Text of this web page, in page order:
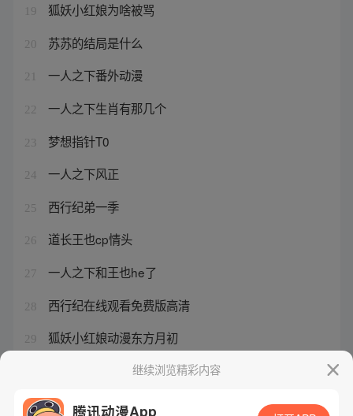
19 狐妖小红娘为啥被骂
20 苏苏的结局是什么
21 一人之下番外动漫
22 一人之下生肖有那几个
23 梦想指针T0
24 一人之下风正
25 西行纪弟一季
26 道长王也cp情头
27 一人之下和王也he了
28 西行纪在线观看免费版高清
29 狐妖小红娘动漫东方月初
狐妖小红娘全部配音演员继续浏览精彩内容
腾讯动漫App